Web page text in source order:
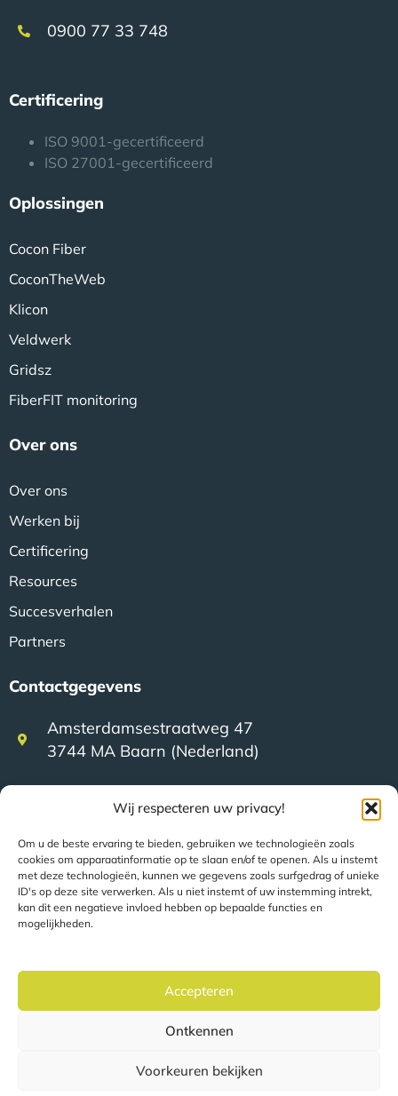
Wij respecteren uw privacy!
Om u de beste ervaring te bieden, gebruiken we technologieën zoals
cookies om apparaatinformatie op te slaan en/of te openen. Als u instemt
met deze technologieën, kunnen we gegevens zoals surfgedrag of unieke
ID's op deze site verwerken. Als u niet instemt of uw instemming intrekt,
kan dit een negatieve invloed hebben op bepaalde functies en
mogelijkheden.
Accepteren
Ontkennen
Voorkeuren bekijken
0900 77 33 748
Certificering
ISO 9001-gecertificeerd
ISO 27001-gecertificeerd
Oplossingen
Cocon Fiber
CoconTheWeb
Klicon
Veldwerk
Gridsz
FiberFIT monitoring
Over ons
Over ons
Werken bij
Certificering
Resources
Succesverhalen
Partners
Contactgegevens
Amsterdamsestraatweg 47
3744 MA Baarn (Nederland)
+31 (0)35 623 79 36
sales@speerit.nl
Pagina's worden automatisch vertaald op basis van uw